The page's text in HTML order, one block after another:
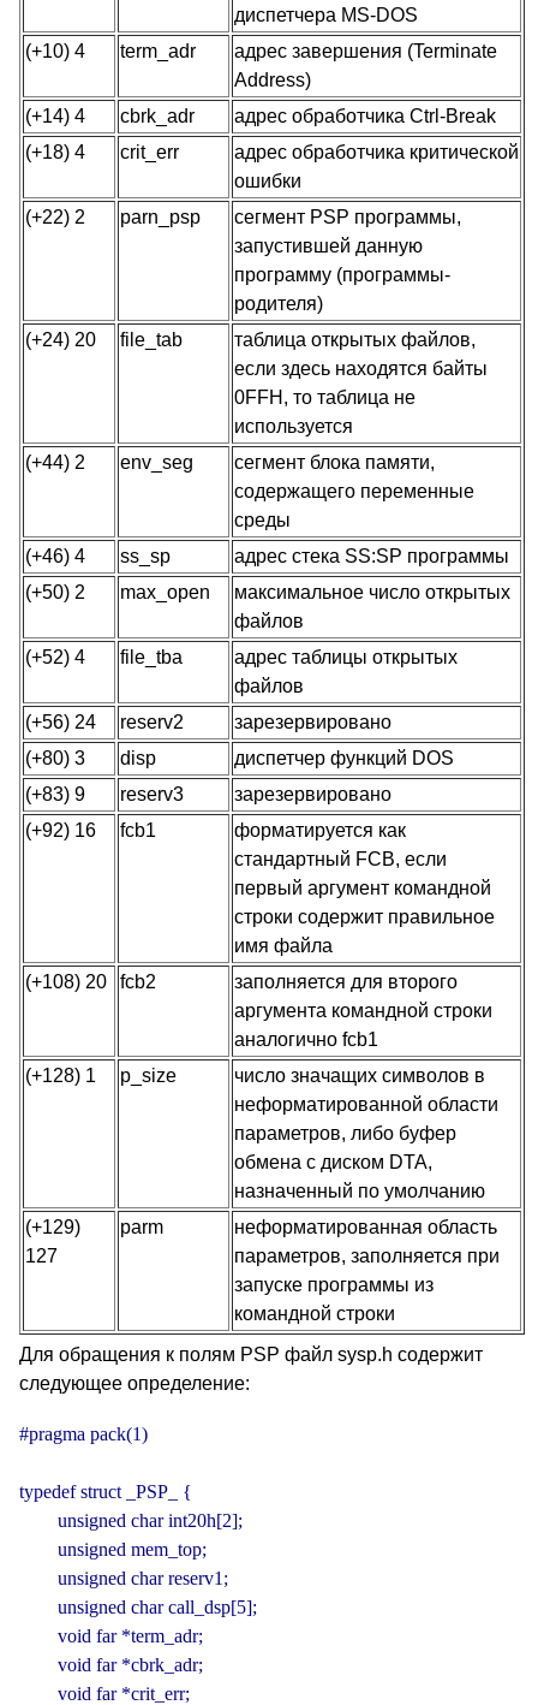
диспетчера MS-DOS
(+10) 4
term_adr
адрес завершения (Terminate
Address)
(+14) 4
cbrk_adr
адрес обработчика Ctrl-Break
(+18) 4
crit_err
адрес обработчика критической
ошибки
(+22) 2
parn_psp
сегмент PSP программы,
запустившей данную
программу (программы-
родителя)
(+24) 20
file_tab
таблица открытых файлов,
если здесь находятся байты
0FFH, то таблица не
используется
(+44) 2
env_seg
сегмент блока памяти,
содержащего переменные
среды
(+46) 4
ss_sp
адрес стека SS:SP программы
(+50) 2
max_open
максимальное число открытых
файлов
(+52) 4
file_tba
адрес таблицы открытых
файлов
(+56) 24
reserv2
зарезервировано
(+80) 3
disp
диспетчер функций DOS
(+83) 9
reserv3
зарезервировано
(+92) 16
fcb1
форматируется как
стандартный FCB, если
первый аргумент командной
строки содержит правильное
имя файла
(+108) 20
fcb2
заполняется для второго
аргумента командной строки
аналогично fcb1
(+128) 1
p_size
число значащих символов в
неформатированной области
параметров, либо буфер
обмена с диском DTA,
назначенный по умолчанию
(+129)
127
parm
неформатированная область
параметров, заполняется при
запуске программы из
командной строки
Для обращения к полям PSP файл sysp.h содержит
следующее определение:
#pragma pack(1)
typedef struct _PSP_ {
        unsigned char int20h[2];
        unsigned mem_top;
        unsigned char reserv1;
        unsigned char call_dsp[5];
        void far *term_adr;
        void far *cbrk_adr;
        void far *crit_err;